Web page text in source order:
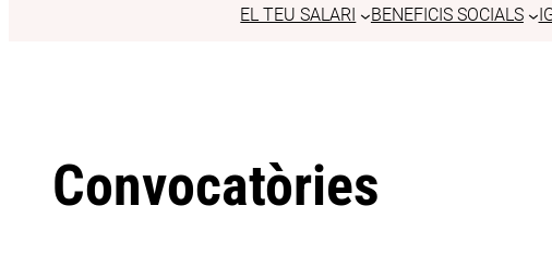
EL TEU SALARI BENEFICIS SOCIALS
Convocatòries